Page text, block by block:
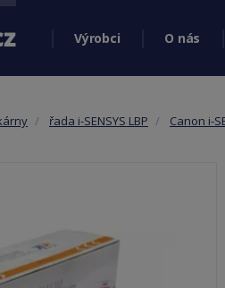
Výrobci O nás
řada i-SENSYS LBP Canon i-